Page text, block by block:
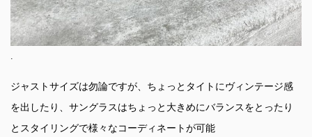
.
ジャストサイズは勿論ですが、ちょっとタイトにヴィンテージ感
を出したり、サングラスはちょっと大きめにバランスをとったり
とスタイリングで様々なコーディネートが可能